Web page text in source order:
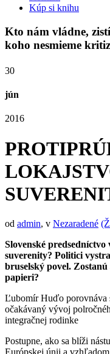
Kúp si knihu
Kto nám vládne,
koho nesmieme
30
jún
2016
od admin, v Nezaradené
Slovenské
suverenity? Politici
bruselský povel.
papieri?
Ľubomír Huďo porovnáva
očakávaný vývoj
integračnej rodinke
Postupne, ako sa blíži